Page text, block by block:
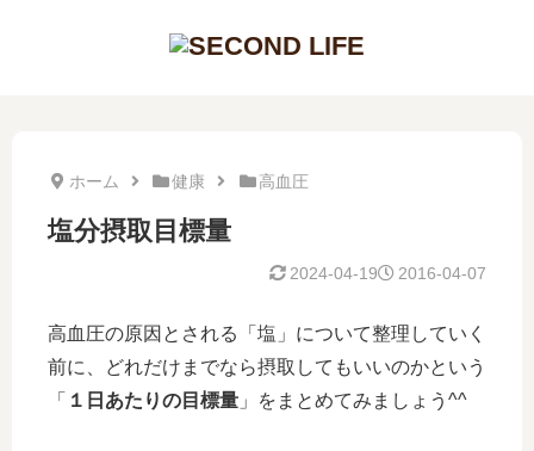
ホーム 健康 高血圧
塩分摂取目標量
2016-04-07
2024-04-19
高血圧の原因とされる「塩」について整理していく
前に、どれだけまでなら摂取してもいいのかという
「 １日あたりの目標量 」をまとめてみましょう^^